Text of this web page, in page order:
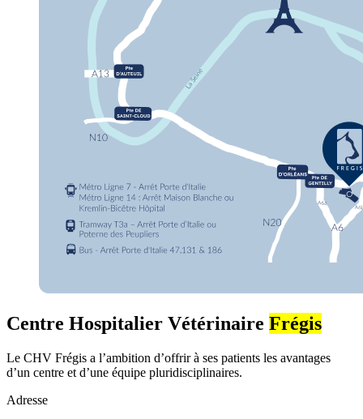
Centre Hospitalier Vétérinaire Frégis
Le CHV Frégis a l’ambition d’offrir à ses patients les avantages
d’un centre et d’une équipe pluridisciplinaires.
Adresse